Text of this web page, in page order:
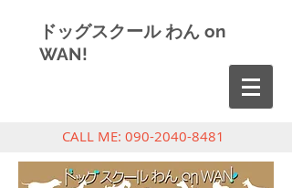
ドッグスクール わん on
WAN!
CALL ME: 090-2040-8481